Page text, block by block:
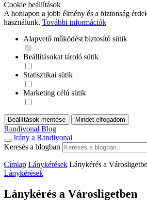
Cookie beállítások
A honlapon a jobb élmény és a biztonság
használunk. További információk
Alapvető működést biztosító sütik
Beállításokat tároló sütik
Statisztikai sütik
Marketing célú sütik
Beállítások mentése Mindet elfogadom
Randivonal Blog
Irány a Randivonal
Keresés a blogban
Címlap Lánykérések Lánykérés a
Lánykérések
Lánykérés a Városligetben